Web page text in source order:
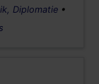
Diplomatie •